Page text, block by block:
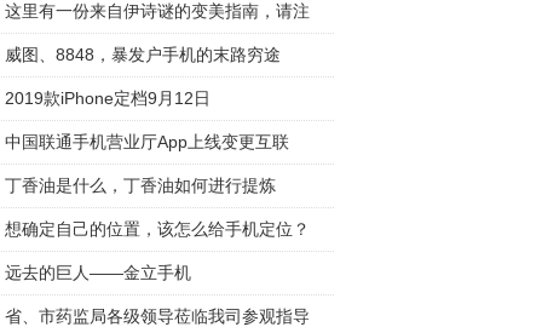
这里有一份来自伊诗谜的变美指南，请注
威图、8848，暴发户手机的末路穷途
2019款iPhone定档9月12日
中国联通手机营业厅App上线变更互联
丁香油是什么，丁香油如何进行提炼
想确定自己的位置，该怎么给手机定位？
远去的巨人——金立手机
省、市药监局各级领导莅临我司参观指导